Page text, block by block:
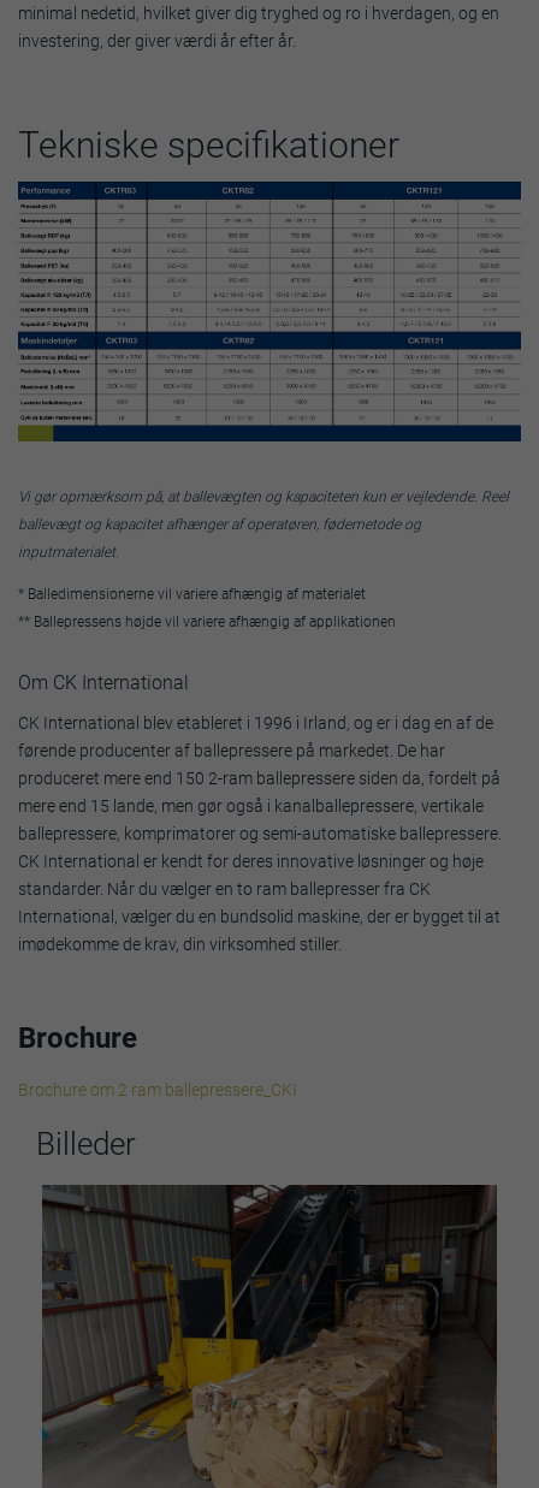
minimal nedetid, hvilket giver dig tryghed og ro i hverdagen, og en
investering, der giver værdi år efter år.
Tekniske specifikationer
Vi gør opmærksom på, at ballevægten og kapaciteten kun er vejledende. Reel
ballevægt og kapacitet afhænger af operatøren, fødemetode og
inputmaterialet.
* Balledimensionerne vil variere afhængig af materialet
** Ballepressens højde vil variere afhængig af applikationen
Om CK International
CK International blev etableret i 1996 i Irland, og er i dag en af de
førende producenter af ballepressere på markedet. De har
produceret mere end 150 2-ram ballepressere siden da, fordelt på
mere end 15 lande, men gør også i kanalballepressere, vertikale
ballepressere, komprimatorer og semi-automatiske ballepressere.
CK International er kendt for deres innovative løsninger og høje
standarder. Når du vælger en to ram ballepresser fra CK
International, vælger du en bundsolid maskine, der er bygget til at
imødekomme de krav, din virksomhed stiller.
Brochure
Brochure om 2 ram ballepressere_CKI
Billeder